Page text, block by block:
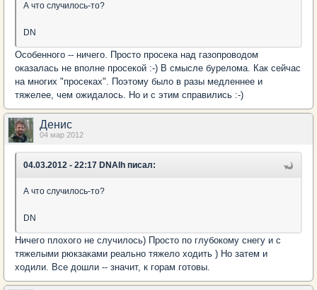
А что случилось-то?
DN
Особенного -- ничего. Просто просека над газопроводом
оказалась не вполне просекой :-) В смысле бурелома. Как сейчас
на многих "просеках". Поэтому было в разы медленнее и
тяжелее, чем ожидалось. Но и с этим справились :-)
Денис
04 мар 2012
04.03.2012 - 22:17 DNAlh писал:
А что случилось-то?
DN
Ничего плохого не случилось) Просто по глубокому снегу и с
тяжелыми рюкзаками реально тяжело ходить ) Но затем и
ходили. Все дошли -- значит, к горам готовы.